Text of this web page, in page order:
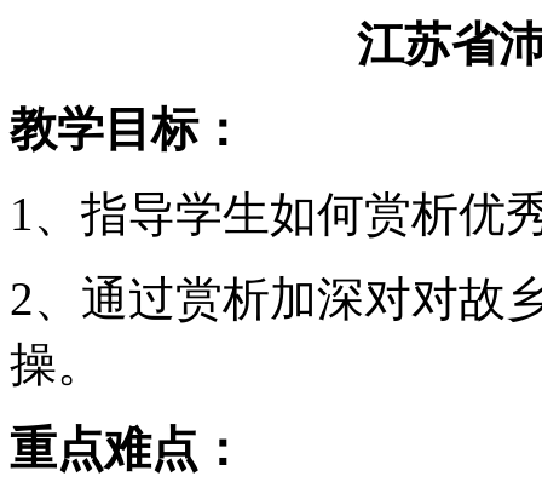
江苏省
教学目标：
1、指导学生如何赏析优
2、通过赏析加深对对故
操。
重点难点：